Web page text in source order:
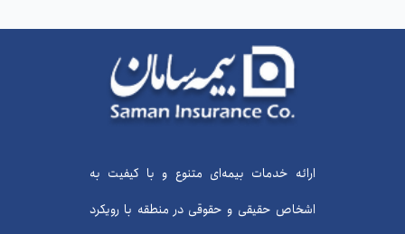
ارائه خدمات بیمه‌ای متنوع و با کیفیت به
اشخاص حقیقی و حقوقی در منطقه با رویکرد